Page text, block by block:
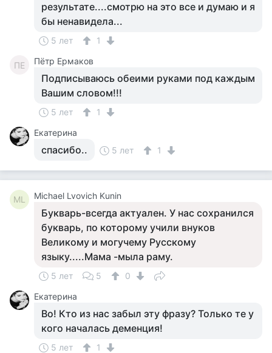
результате....смотрю на это все и думаю и я
бы ненавидела...
5 лет 1
ПЕ Пётр Ермаков
Подписываюсь обеими руками под каждым
Вашим словом!!!
5 лет
1
Екатерина
спасибо.. 5 лет 1
ML Michael Lvovich Kunin
Букварь-всегда актуален. У нас сохранился
букварь, по которому учили внуков
Великому и могучему Русскому
языку.....Мама -мыла раму.
5 лет 5
0
Екатерина
Во! Кто из нас забыл эту фразу? Только те у
кого началась деменция!
5 лет 1